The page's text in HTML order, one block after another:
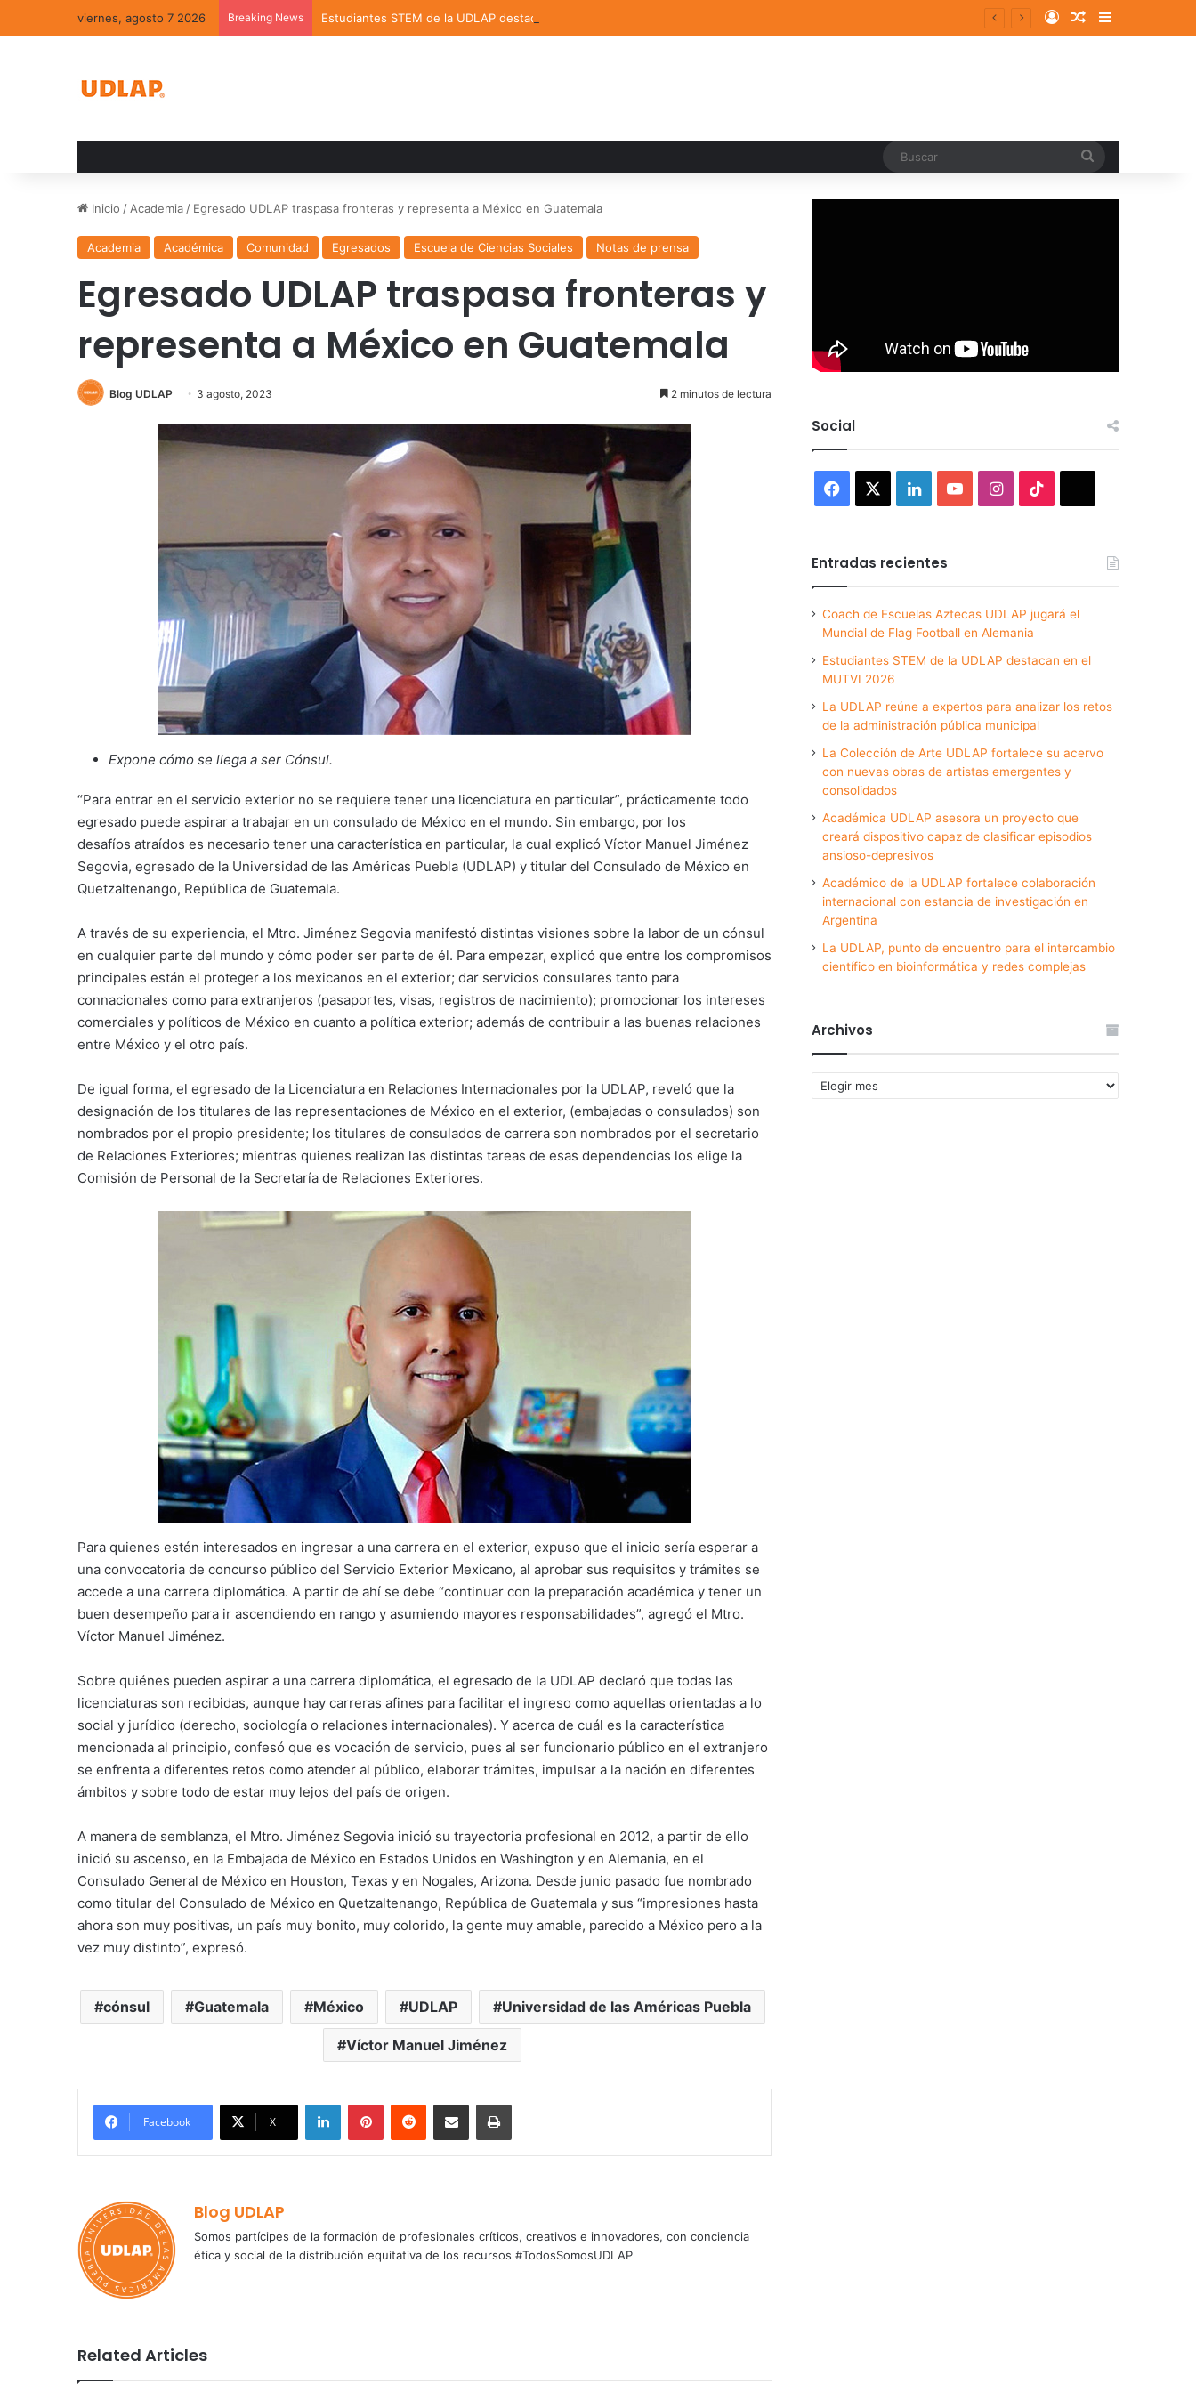
viernes, agosto 7 2026 Breaking News Estudiantes STEM de la UDLAP destacan en el MUTVI 2026 Log InRandom Article
Sidebar
Inicio / Academia / Egresado UDLAP traspasa fronteras y representa a México en Guatemala
Academia Académica Comunidad Egresados Escuela de Ciencias Sociales Notas de prensa
Egresado UDLAP traspasa fronteras y
representa a México en Guatemala
Blog UDLAP 3 agosto, 2023 2 minutos de lectura
Expone cómo se llega a ser Cónsul.
“Para entrar en el servicio exterior no se requiere tener una licenciatura en particular”, prácticamente todo
egresado puede aspirar a trabajar en un consulado de México en el mundo. Sin embargo, por los
desafíos atraídos es necesario tener una característica en particular, la cual explicó Víctor Manuel Jiménez
Segovia, egresado de la Universidad de las Américas Puebla (UDLAP) y titular del Consulado de México en
Quetzaltenango, República de Guatemala.
A través de su experiencia, el Mtro. Jiménez Segovia manifestó distintas visiones sobre la labor de un cónsul
en cualquier parte del mundo y cómo poder ser parte de él. Para empezar, explicó que entre los compromisos
principales están el proteger a los mexicanos en el exterior; dar servicios consulares tanto para
connacionales como para extranjeros (pasaportes, visas, registros de nacimiento); promocionar los intereses
comerciales y políticos de México en cuanto a política exterior; además de contribuir a las buenas relaciones
entre México y el otro país.
De igual forma, el egresado de la Licenciatura en Relaciones Internacionales por la UDLAP, reveló que la
designación de los titulares de las representaciones de México en el exterior, (embajadas o consulados) son
nombrados por el propio presidente; los titulares de consulados de carrera son nombrados por el secretario
de Relaciones Exteriores; mientras quienes realizan las distintas tareas de esas dependencias los elige la
Comisión de Personal de la Secretaría de Relaciones Exteriores.
Para quienes estén interesados en ingresar a una carrera en el exterior, expuso que el inicio sería esperar a
una convocatoria de concurso público del Servicio Exterior Mexicano, al aprobar sus requisitos y trámites se
accede a una carrera diplomática. A partir de ahí se debe “continuar con la preparación académica y tener un
buen desempeño para ir ascendiendo en rango y asumiendo mayores responsabilidades”, agregó el Mtro.
Víctor Manuel Jiménez.
Sobre quiénes pueden aspirar a una carrera diplomática, el egresado de la UDLAP declaró que todas las
licenciaturas son recibidas, aunque hay carreras afines para facilitar el ingreso como aquellas orientadas a lo
social y jurídico (derecho, sociología o relaciones internacionales). Y acerca de cuál es la característica
mencionada al principio, confesó que es vocación de servicio, pues al ser funcionario público en el extranjero
se enfrenta a diferentes retos como atender al público, elaborar trámites, impulsar a la nación en diferentes
ámbitos y sobre todo de estar muy lejos del país de origen.
A manera de semblanza, el Mtro. Jiménez Segovia inició su trayectoria profesional en 2012, a partir de ello
inició su ascenso, en la Embajada de México en Estados Unidos en Washington y en Alemania, en el
Consulado General de México en Houston, Texas y en Nogales, Arizona. Desde junio pasado fue nombrado
como titular del Consulado de México en Quetzaltenango, República de Guatemala y sus “impresiones hasta
ahora son muy positivas, un país muy bonito, muy colorido, la gente muy amable, parecido a México pero a la
vez muy distinto”, expresó.
cónsul Guatemala México UDLAP Universidad de las Américas Puebla
Víctor Manuel Jiménez
Facebook X
LinkedInPinterestReddit Share via Email Print
Blog UDLAP
Somos partícipes de la formación de profesionales críticos, creativos e innovadores, con conciencia
ética y social de la distribución equitativa de los recursos #TodosSomosUDLAP
Related Articles
Social
Facebook LinkedInYouTubeInstagram
Entradas recientes
Coach de Escuelas Aztecas UDLAP jugará el
Mundial de Flag Football en Alemania
Estudiantes STEM de la UDLAP destacan en el
MUTVI 2026
La UDLAP reúne a expertos para analizar los retos
de la administración pública municipal
La Colección de Arte UDLAP fortalece su acervo
con nuevas obras de artistas emergentes y
consolidados
Académica UDLAP asesora un proyecto que
creará dispositivo capaz de clasificar episodios
ansioso-depresivos
Académico de la UDLAP fortalece colaboración
internacional con estancia de investigación en
Argentina
La UDLAP, punto de encuentro para el intercambio
científico en bioinformática y redes complejas
Archivos
Archivos